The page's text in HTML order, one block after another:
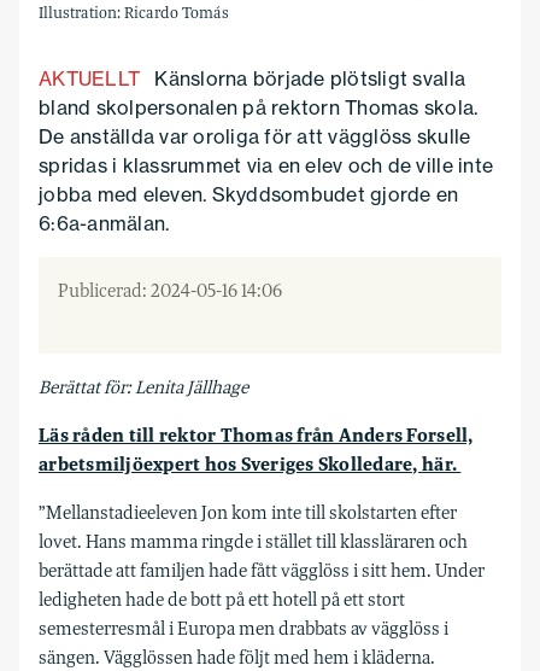
Illustration: Ricardo Tomás
AKTUELLT
Känslorna började plötsligt svalla
bland skolpersonalen på rektorn Thomas skola.
De anställda var oroliga för att vägglöss skulle
spridas i klassrummet via en elev och de ville inte
jobba med eleven. Skyddsombudet gjorde en
6:6a-anmälan.
Publicerad: 2024-05-16 14:06
Berättat för: Lenita Jällhage
Läs råden till rektor Thomas från Anders Forsell,
arbetsmiljöexpert hos Sveriges Skolledare, här.
”Mellanstadieeleven Jon kom inte till skolstarten efter
lovet. Hans mamma ringde i stället till klassläraren och
berättade att familjen hade fått vägglöss i sitt hem. Under
ledigheten hade de bott på ett hotell på ett stort
semesterresmål i Europa men drabbats av vägglöss i
sängen. Vägglössen hade följt med hem i kläderna.